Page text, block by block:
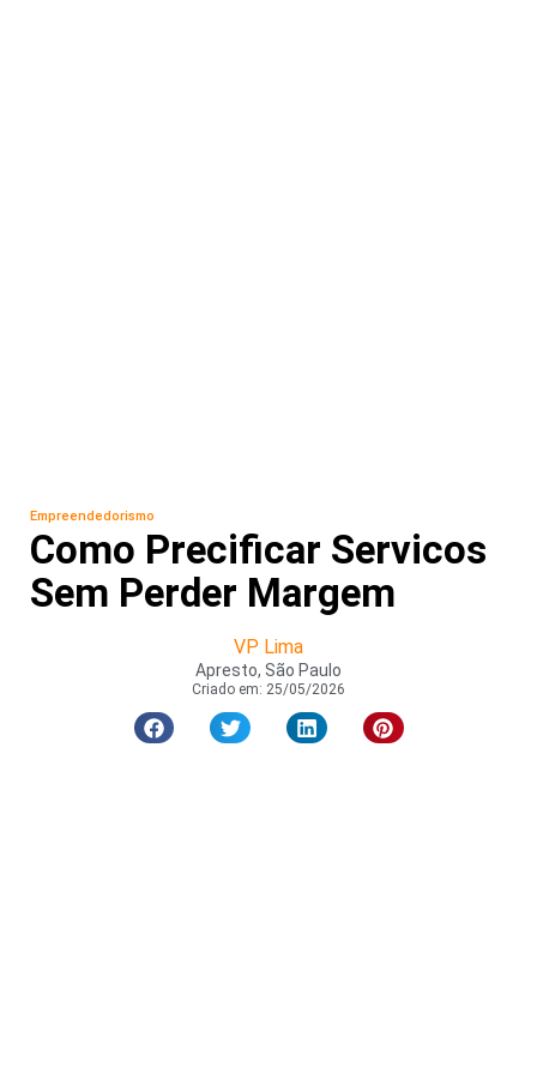
Empreendedorismo
Como Precificar Servicos
Sem Perder Margem
VP Lima
Apresto, São Paulo
Criado em: 25/05/2026